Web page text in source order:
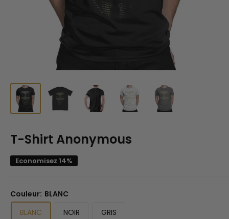
T-Shirt Anonymous
Economisez 14%
Couleur: BLANC
BLANC
NOIR GRIS